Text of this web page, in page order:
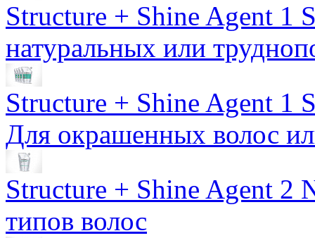
Structure + Shine Agent 1
натуральных или
Structure + Shine Agent 1
Для окрашенных волос
Structure + Shine Agent 2
типов волос